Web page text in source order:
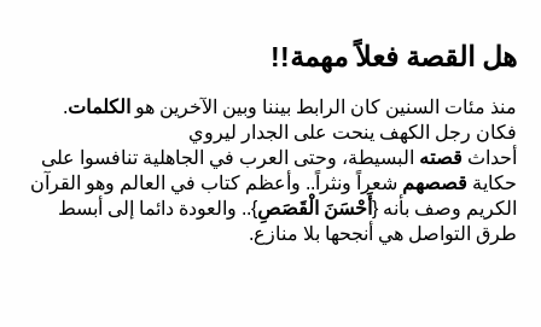
هل القصة فعلاً مهمة!!
منذ مئات السنين كان الرابط بيننا وبين الآخرين هو الكلمات.
فكان رجل الكهف ينحت على الجدار ليروي
أحداث قصته البسيطة، وحتى العرب في الجاهلية تنافسوا على
حكاية قصصهم شعراً ونثراً.. وأعظم كتاب في العالم وهو القرآن
الكريم وصف بأنه { أَحْسَنَ الْقَصَصِ}.. والعودة دائما إلى أبسط
طرق التواصل هي أنجحها بلا منازع.